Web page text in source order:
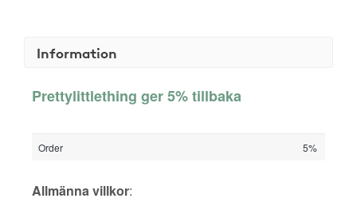
Information
Prettylittlething ger 5% tillbaka
Order 5%
Allmänna villkor: